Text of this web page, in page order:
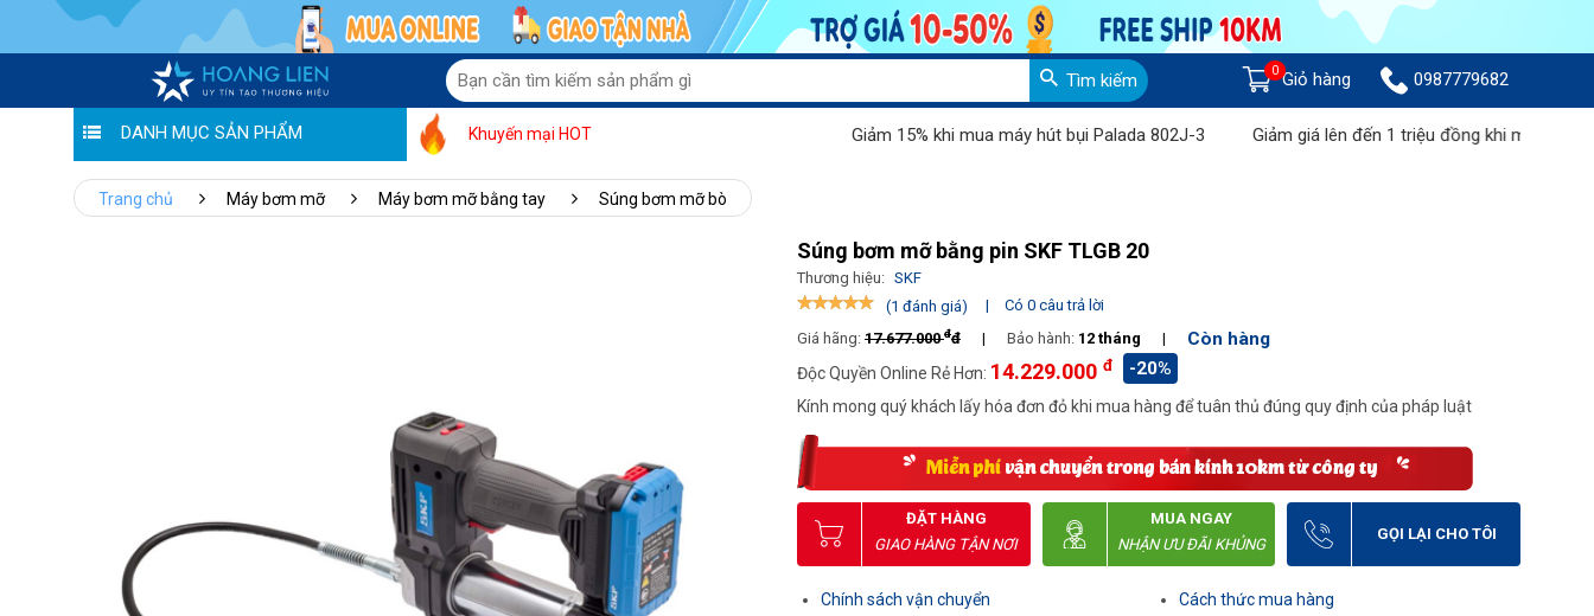
Tìm kiếm 0 Giỏ hàng 0987779682
DANH MỤC SẢN PHẨM Khuyến mại HOT Giảm 15% khi mua máy hút bụi Palada 802J-3 Giảm giá lên đến 1 triệu đồng khi mua Máy chà sàn
Trang chủ Máy bơm mỡ Máy bơm mỡ bằng tay Súng bơm mỡ bò
Súng bơm mỡ bằng pin SKF TLGB 20
Thương hiệu: SKF
(1 đánh giá)
|
Có 0 câu trả lời
Giá hãng: 17.677.000đđ | Bảo hành: 12 tháng | Còn hàng
Độc Quyền Online Rẻ Hơn: 14.229.000 đ -20%
Kính mong quý khách lấy hóa đơn đỏ khi mua hàng để tuân thủ đúng quy định của pháp luật
ĐẶT HÀNG
GIAO HÀNG TẬN NƠI
MUA NGAY
NHẬN ƯU ĐÃI KHỦNG
GỌI LẠI CHO TÔI
Chính sách vận chuyển
Cách thức mua hàng